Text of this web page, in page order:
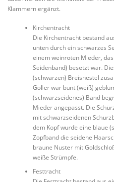
Klammern ergänzt.
Kirchentracht
Die Kirchentracht bestand
unten durch ein schwarzes
einem weinroten Mieder,
Seidenband) besetzt war.
(schwarzen) Breisnestel
Goller war bunt (weiß)
(schwarzseidenes) Band
Mieder angepasst. Die
mit schwarzseidenen
dem Kopf wurde eine blaue
Zopfband die seidene
braune Nuster mit
weiße Strümpfe.
Festtracht